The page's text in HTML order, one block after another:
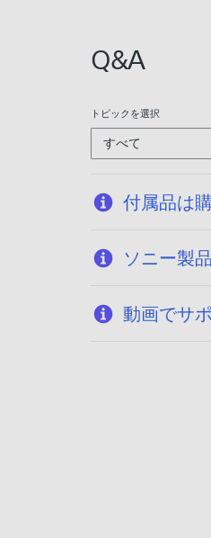
Q&A
トピックを選択
すべて
付属品は
ソニー製
動画でサ